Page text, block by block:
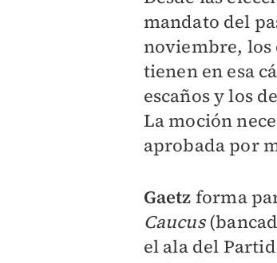
mandato del
noviembre, los
tienen en esa
escaños y los
La moción
aprobada por
Gaetz forma
Caucus
el ala del